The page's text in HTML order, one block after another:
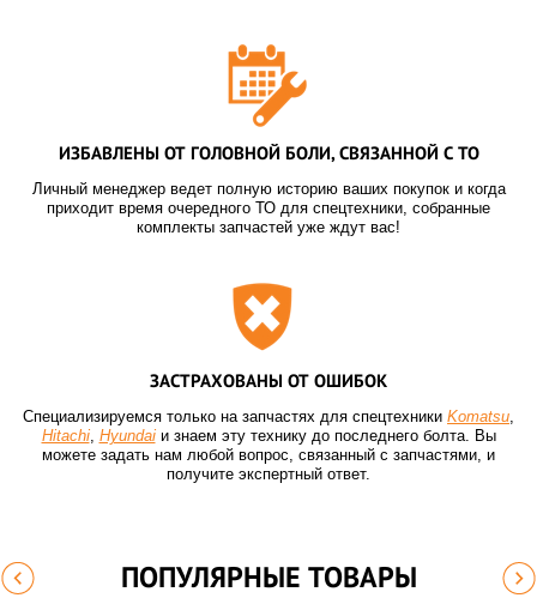
ИЗБАВЛЕНЫ ОТ ГОЛОВНОЙ БОЛИ, СВЯЗАННОЙ С ТО
Личный менеджер ведет полную историю ваших покупок и когда
приходит время очередного ТО для спецтехники, собранные
комплекты запчастей уже ждут вас!
ЗАСТРАХОВАНЫ ОТ ОШИБОК
Специализируемся только на запчастях для спецтехники Komatsu,
Hitachi, Hyundaiи знаем эту технику до последнего болта. Вы
можете задать нам любой вопрос, связанный с запчастями, и
получите экспертный ответ.
ПОПУЛЯРНЫЕ ТОВАРЫ